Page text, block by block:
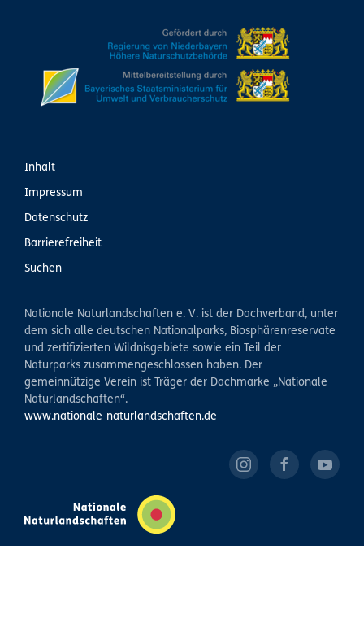
Inhalt
Impressum
Datenschutz
Barrierefreiheit
Suchen
Nationale Naturlandschaften e. V. ist der Dachverband, unter
dem sich alle deutschen Nationalparks, Biosphärenreservate
und zertifizierten Wildnisgebiete sowie ein Teil der
Naturparks zusammengeschlossen haben. Der
gemeinnützige Verein ist Träger der Dachmarke „Nationale
Naturlandschaften“.
www.nationale-naturlandschaften.de